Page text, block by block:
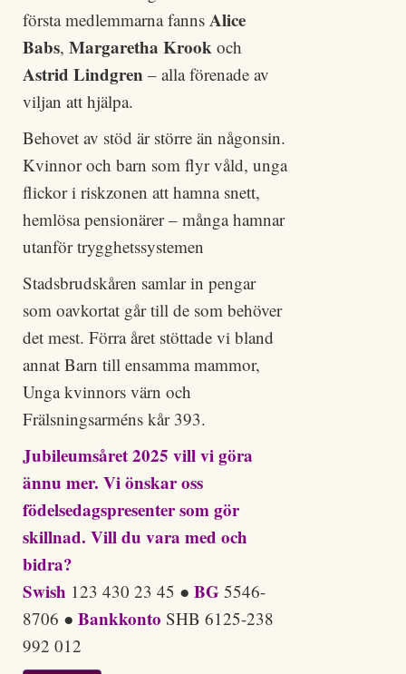
första medlemmarna fanns Alice
Babs, Margaretha Krook och
Astrid Lindgren – alla förenade av
viljan att hjälpa.
Behovet av stöd är större än någonsin.
Kvinnor och barn som flyr våld, unga
flickor i riskzonen att hamna snett,
hemlösa pensionärer – många hamnar
utanför trygghetssystemen
Stadsbrudskåren samlar in pengar
som oavkortat går till de som behöver
det mest. Förra året stöttade vi bland
annat Barn till ensamma mammor,
Unga kvinnors värn och
Frälsningsarméns kår 393.
Jubileumsåret 2025 vill vi göra
ännu mer. Vi önskar oss
födelsedagspresenter som gör
skillnad. Vill du vara med och
bidra?
Swish 123 430 23 45 ● BG 5546-
8706 ● Bankkonto SHB 6125-238
992 012